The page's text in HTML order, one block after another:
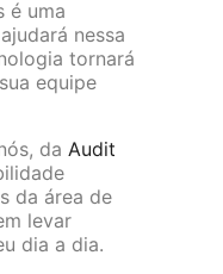
é uma
nessa
tornará
equipe
da Audit
da área de
levar
dia a dia.